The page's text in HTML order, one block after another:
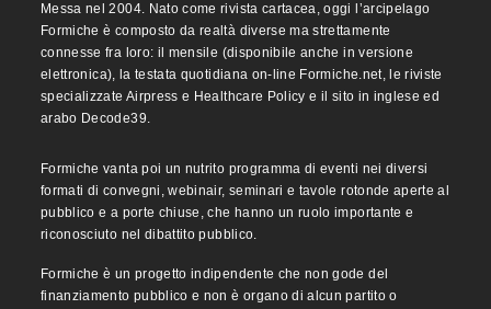
Messa nel 2004. Nato come rivista cartacea, oggi l’arcipelago
Formiche è composto da realtà diverse ma strettamente
connesse fra loro: il mensile (disponibile anche in versione
elettronica), la testata quotidiana on-line Formiche.net, le riviste
specializzate Airpress e Healthcare Policy e il sito in inglese ed
arabo Decode39.
Formiche vanta poi un nutrito programma di eventi nei diversi
formati di convegni, webinair, seminari e tavole rotonde aperte al
pubblico e a porte chiuse, che hanno un ruolo importante e
riconosciuto nel dibattito pubblico.
Formiche è un progetto indipendente che non gode del
finanziamento pubblico e non è organo di alcun partito o